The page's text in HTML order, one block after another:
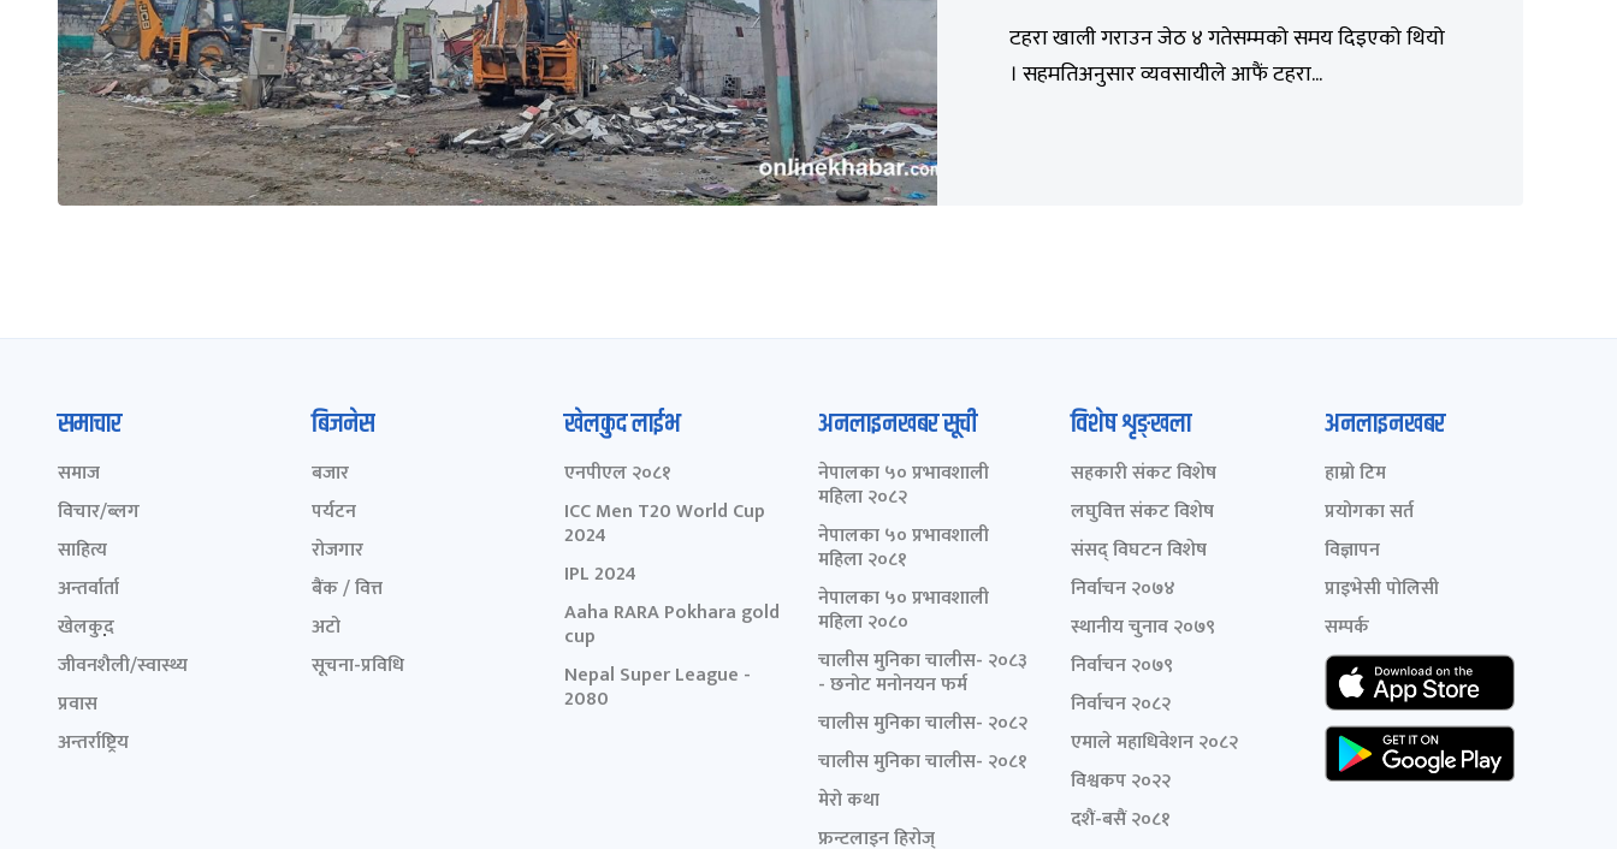
टहरा खाली गराउन जेठ ४ गतेसम्मको समय दिइएको थियो
। सहमतिअनुसार व्यवसायीले आफैं टहरा...
समाचार
समाज
विचार/ब्लग
साहित्य
अन्तर्वार्ता
खेलकुद़़
जीवनशैली/स्वास्थ्य
प्रवास
अन्तर्राष्ट्रिय
बिजनेस
बजार
पर्यटन
रोजगार
बैंक / वित्त
अटो
सूचना-प्रविधि
खेलकुद लाईभ
एनपीएल २०८१
ICC Men T20 World Cup
2024
IPL 2024
Aaha RARA Pokhara gold
cup
Nepal Super League -
2080
अनलाइनखबर सूची
नेपालका ५० प्रभावशाली
महिला २०८२
नेपालका ५० प्रभावशाली
महिला २०८१
नेपालका ५० प्रभावशाली
महिला २०८०
चालीस मुनिका चालीस- २०८३
- छनोट मनोनयन फर्म
चालीस मुनिका चालीस- २०८२
चालीस मुनिका चालीस- २०८१
मेरो कथा
फ्रन्टलाइन हिरोज्
विशेष शृङ्खला
सहकारी संकट विशेष
लघुवित्त संकट विशेष
संसद् विघटन विशेष
निर्वाचन २०७४
स्थानीय चुनाव २०७९
निर्वाचन २०७९
निर्वाचन २०८२
एमाले महाधिवेशन २०८२
विश्वकप २०२२
दशैं-बसैं २०८१
अनलाइनखबर
हाम्रो टिम
प्रयोगका सर्त
विज्ञापन
प्राइभेसी पोलिसी
सम्पर्क